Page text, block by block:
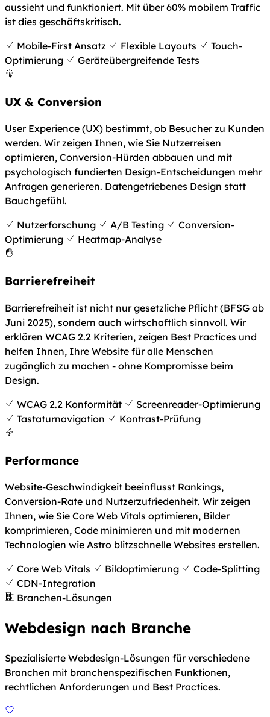
aussieht und funktioniert. Mit über 60% mobilem Traffic
ist dies geschäftskritisch.
Mobile-First Ansatz
Flexible Layouts
Touch-
Optimierung
Geräteübergreifende Tests
UX & Conversion
User Experience (UX) bestimmt, ob Besucher zu Kunden
werden. Wir zeigen Ihnen, wie Sie Nutzerreisen
optimieren, Conversion-Hürden abbauen und mit
psychologisch fundierten Design-Entscheidungen mehr
Anfragen generieren. Datengetriebenes Design statt
Bauchgefühl.
Nutzerforschung
A/B Testing
Conversion-
Optimierung
Heatmap-Analyse
Barrierefreiheit
Barrierefreiheit ist nicht nur gesetzliche Pflicht (BFSG ab
Juni 2025), sondern auch wirtschaftlich sinnvoll. Wir
erklären WCAG 2.2 Kriterien, zeigen Best Practices und
helfen Ihnen, Ihre Website für alle Menschen
zugänglich zu machen - ohne Kompromisse beim
Design.
WCAG 2.2 Konformität
Screenreader-Optimierung
Tastaturnavigation
Kontrast-Prüfung
Performance
Website-Geschwindigkeit beeinflusst Rankings,
Conversion-Rate und Nutzerzufriedenheit. Wir zeigen
Ihnen, wie Sie Core Web Vitals optimieren, Bilder
komprimieren, Code minimieren und mit modernen
Technologien wie Astro blitzschnelle Websites erstellen.
Core Web Vitals
Bildoptimierung
Code-Splitting
CDN-Integration
Branchen-Lösungen
Webdesign nach Branche
Spezialisierte Webdesign-Lösungen für verschiedene
Branchen mit branchenspezifischen Funktionen,
rechtlichen Anforderungen und Best Practices.